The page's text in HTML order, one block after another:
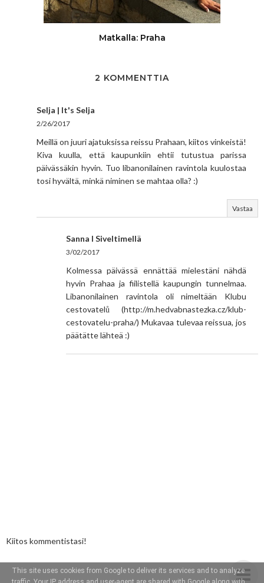
Matkalla: Praha
2 KOMMENTTIA
Selja | It's Selja
2/26/2017
Meillä on juuri ajatuksissa reissu Prahaan, kiitos vinkeistä!
Kiva kuulla, että kaupunkiin ehtii tutustua parissa
päivässäkin hyvin. Tuo libanonilainen ravintola kuulostaa
tosi hyvältä, minkä niminen se mahtaa olla? :)
Vastaa
Sanna I Siveltimellä
3/02/2017
Kolmessa päivässä ennättää mielestäni nähdä
hyvin Prahaa ja fiilistellä kaupungin tunnelmaa.
Libanonilainen ravintola oli nimeltään Klubu
cestovatelů (http://m.hedvabnastezka.cz/klub-
cestovatelu-praha/) Mukavaa tulevaa reissua, jos
päätätte lähteä :)
Kiitos kommentistasi!
This site uses cookies from Google to deliver its services and to analyze